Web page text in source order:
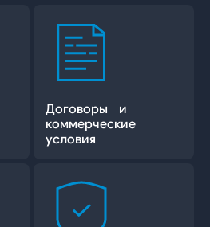
Договоры и
коммерческие
условия